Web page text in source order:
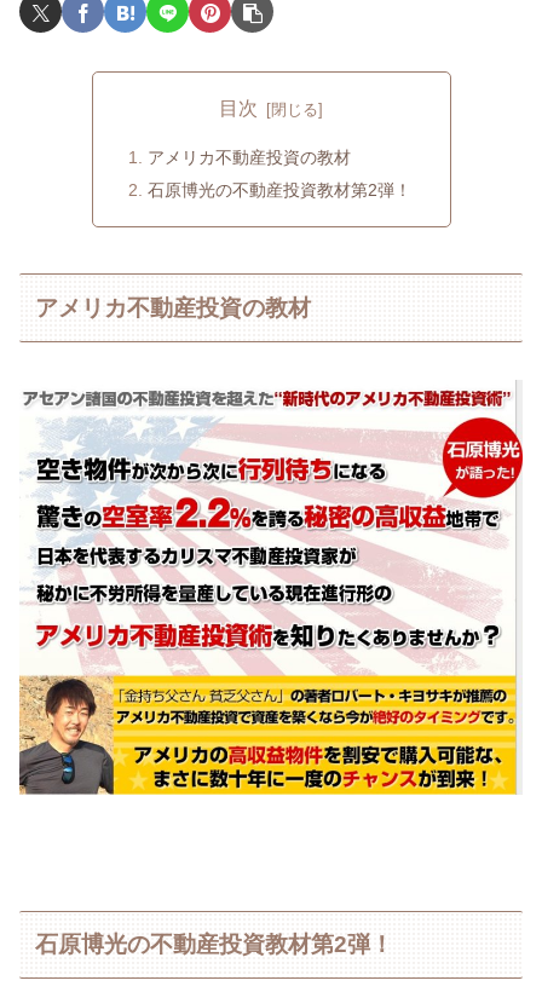
目次
アメリカ不動産投資の教材
石原博光の不動産投資教材第2弾！
アメリカ不動産投資の教材
石原博光の不動産投資教材第2弾！